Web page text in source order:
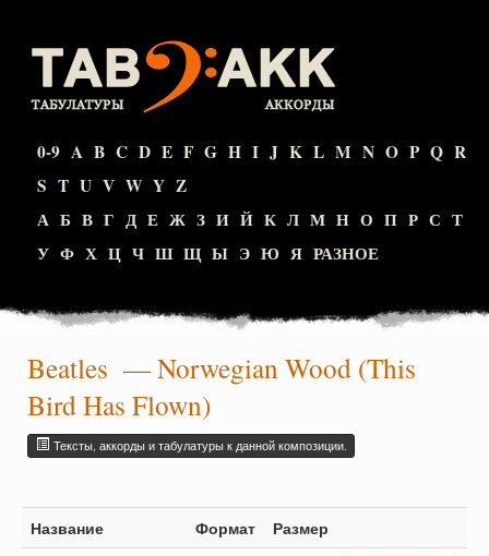
0-9 A B C D E F G H I J K L M N O P Q R
S T U V W Y Z
А Б В Г Д Е Ж З И Й К Л М Н О П Р С Т
У Ф Х Ц Ч Ш Щ Ы Э Ю Я РАЗНОЕ
Beatles — Norwegian Wood (This
Bird Has Flown)
Тексты, аккорды и табулатуры к данной композиции.
Название Формат
Размер